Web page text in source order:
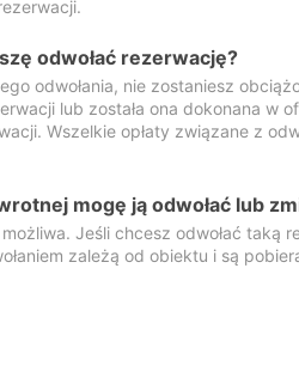
odwołać rezerwację?
odwołania, nie zostaniesz
lub została ona dokonana w
Wszelkie opłaty związane z
mogę ją odwołać lub
Jeśli chcesz odwołać taką
zależą od obiektu i są